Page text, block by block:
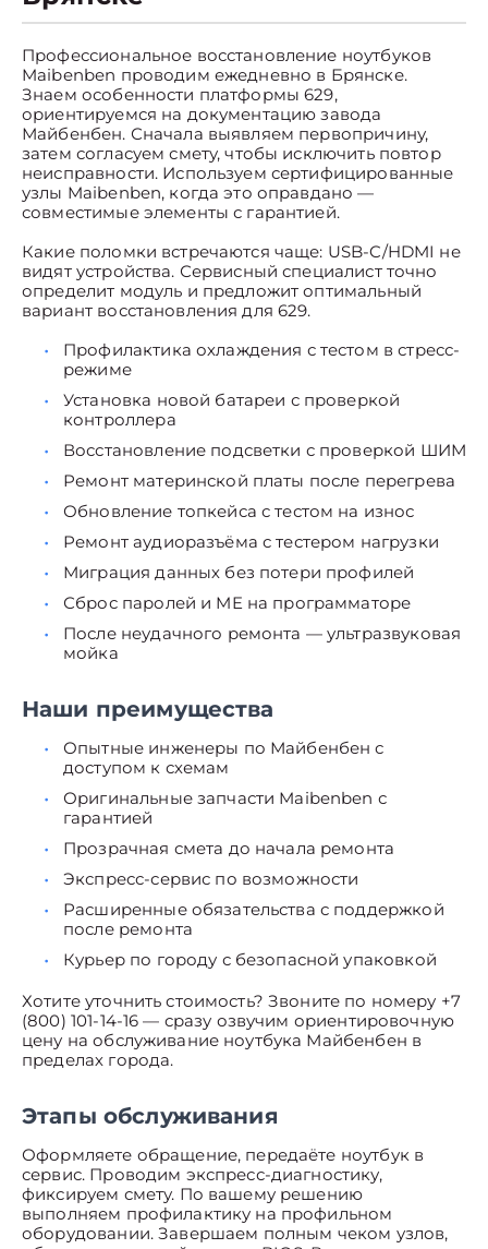
Профессиональное восстановление ноутбуков
Maibenben проводим ежедневно в Брянске.
Знаем особенности платформы 629,
ориентируемся на документацию завода
Майбенбен. Сначала выявляем первопричину,
затем согласуем смету, чтобы исключить повтор
неисправности. Используем сертифицированные
узлы Maibenben, когда это оправдано —
совместимые элементы с гарантией.
Какие поломки встречаются чаще: USB-C/HDMI не
видят устройства. Сервисный специалист точно
определит модуль и предложит оптимальный
вариант восстановления для 629.
Профилактика охлаждения с тестом в стресс-
режиме
Установка новой батареи с проверкой
контроллера
Восстановление подсветки с проверкой ШИМ
Ремонт материнской платы после перегрева
Обновление топкейса с тестом на износ
Ремонт аудиоразъёма с тестером нагрузки
Миграция данных без потери профилей
Сброс паролей и ME на программаторе
После неудачного ремонта — ультразвуковая
мойка
Наши преимущества
Опытные инженеры по Майбенбен с
доступом к схемам
Оригинальные запчасти Maibenben с
гарантией
Прозрачная смета до начала ремонта
Экспресс-сервис по возможности
Расширенные обязательства с поддержкой
после ремонта
Курьер по городу с безопасной упаковкой
Хотите уточнить стоимость? Звоните по номеру +7
(800) 101-14-16 — сразу озвучим ориентировочную
цену на обслуживание ноутбука Майбенбен в
пределах города.
Этапы обслуживания
Оформляете обращение, передаёте ноутбук в
сервис. Проводим экспресс-диагностику,
фиксируем смету. По вашему решению
выполняем профилактику на профильном
оборудовании. Завершаем полным чеком узлов,